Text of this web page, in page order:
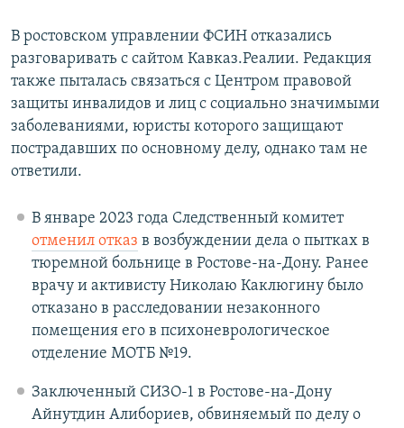
В ростовском управлении ФСИН отказались
разговаривать с сайтом Кавказ.Реалии. Редакция
также пыталась связаться с Центром правовой
защиты инвалидов и лиц с социально значимыми
заболеваниями, юристы которого защищают
пострадавших по основному делу, однако там не
ответили.
В январе 2023 года Следственный комитет
отменил отказ в возбуждении дела о пытках в
тюремной больнице в Ростове-на-Дону. Ранее
врачу и активисту Николаю Каклюгину было
отказано в расследовании незаконного
помещения его в психоневрологическое
отделение МОТБ №19.
Заключенный СИЗО-1 в Ростове-на-Дону
Айнутдин Алибориев, обвиняемый по делу о